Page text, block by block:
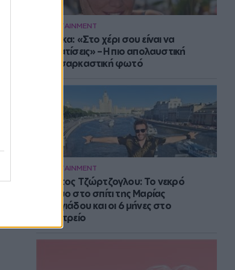
ENTERTAINMENT
Μπάρκα: «Στο χέρι σου είναι να
αδυνατίσεις» – Η πιο απολαυστική
αυτοσαρκαστική φωτό
ENTERTAINMENT
Στράτος Τζώρτζογλου: Το νεκρό
έμβρυο στο σπίτι της Μαρίας
Γεωργιάδου και οι 6 μήνες στο
ψυχιατρείο